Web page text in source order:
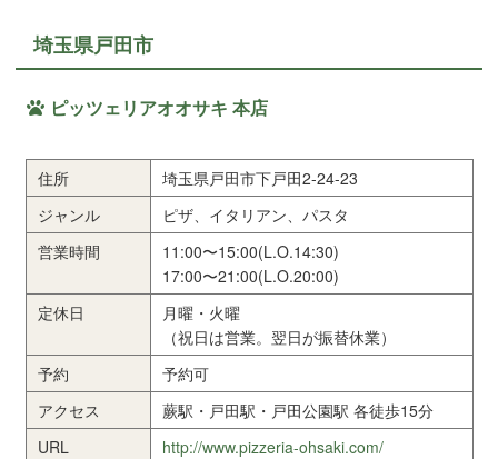
埼玉県戸田市
ピッツェリアオオサキ 本店
住所
埼玉県戸田市下戸田2-24-23
ジャンル
ピザ、イタリアン、パスタ
営業時間
11:00〜15:00(L.O.14:30)
17:00〜21:00(L.O.20:00)
定休日
月曜・火曜
（祝日は営業。翌日が振替休業）
予約
予約可
アクセス
蕨駅・戸田駅・戸田公園駅 各徒歩15分
URL
http://www.pizzeria-ohsaki.com/